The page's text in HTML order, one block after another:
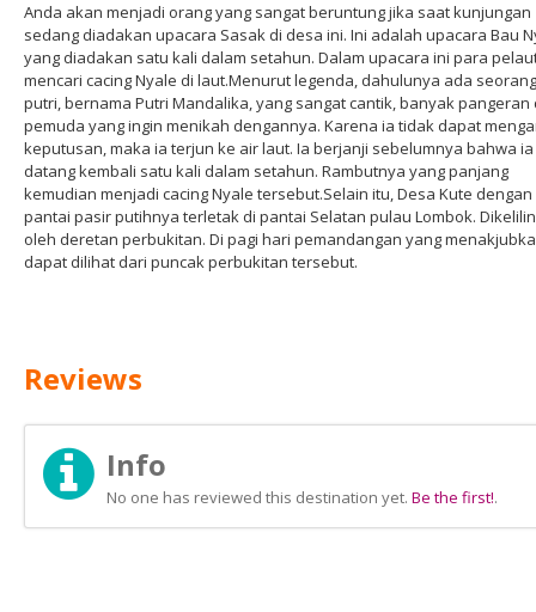
Anda akan menjadi orang yang sangat beruntung jika saat kunjungan
sedang diadakan upacara Sasak di desa ini. Ini adalah upacara Bau
yang diadakan satu kali dalam setahun. Dalam upacara ini para
mencari cacing Nyale di laut.Menurut legenda, dahulunya ada seorang
putri, bernama Putri Mandalika, yang sangat cantik, banyak pangeran
pemuda yang ingin menikah dengannya. Karena ia tidak dapat
keputusan, maka ia terjun ke air laut. Ia berjanji sebelumnya bahwa
datang kembali satu kali dalam setahun. Rambutnya yang panjang
kemudian menjadi cacing Nyale tersebut.Selain itu, Desa Kute dengan
pantai pasir putihnya terletak di pantai Selatan pulau Lombok.
oleh deretan perbukitan. Di pagi hari pemandangan yang
dapat dilihat dari puncak perbukitan tersebut.
Reviews
Info
No one has reviewed this destination yet. Be the first!.